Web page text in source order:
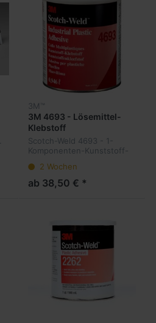
3M™
3M 4693 - Lösemittel-
Klebstoff
Scotch-Weld 4693 - 1-
Komponenten-Kunststoff-
Synthetischer Elastomere
2 Wochen
ab 38,50 € *